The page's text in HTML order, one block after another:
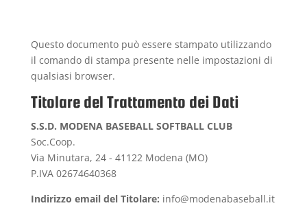
Questo documento può essere stampato utilizzando
il comando di stampa presente nelle impostazioni di
qualsiasi browser.
Titolare del Trattamento dei Dati
S.S.D. MODENA BASEBALL SOFTBALL CLUB
Soc.Coop.
Via Minutara, 24 - 41122 Modena (MO)
P.IVA 02674640368
Indirizzo email del Titolare: info@modenabaseball.it